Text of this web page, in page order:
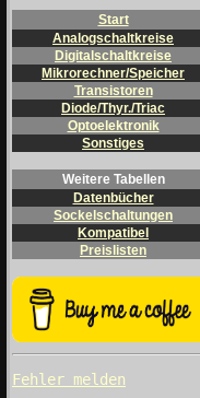
Start
Analogschaltkreise
Digitalschaltkreise
Mikrorechner/Speicher
Transistoren
Diode/Thyr./Triac
Optoelektronik
Sonstiges
Weitere Tabellen
Datenbücher
Sockelschaltungen
Kompatibel
Preislisten
Fehler melden